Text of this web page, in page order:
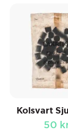
Kolsvart
50